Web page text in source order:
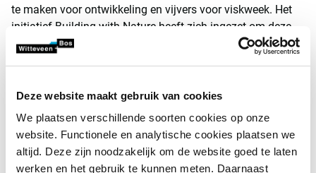
Deze website maakt gebruik van cookies
We plaatsen verschillende soorten cookies op onze
website. Functionele en analytische cookies plaatsen we
altijd. Deze zijn noodzakelijk om de website goed te laten
werken en het gebruik te kunnen meten. Daarnaast
te maken voor ontwikkeling en vijvers voor viskweek. Het
initiatief Building with Nature heeft zich ingezet om deze
bossen te herstellen. In Demak, een district op het eiland
lange kustlijn de mangroven opnieuw laten groeien.
In plaats van alleen mangroves aanplanten, is bij 'Building
with Nature Indonesia' een innovatieve aanpak toegepast
waarbij semi-permeabele zeeweringen van natuurlijke